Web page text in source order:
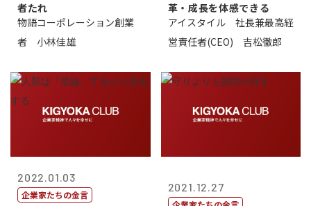
者たれ
物語コーポレーション創業
者 小林佳雄
革・成長を体感できる
アイスタイル 社長兼最高経
営責任者(CEO) 吉松徹郎
2022.01.03
企業家たちの金言
2021.12.27